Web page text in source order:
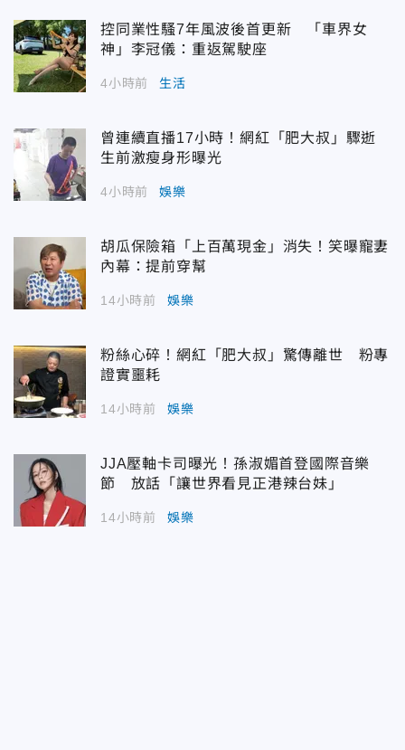
控同業性騷7年風波後首更新 「車界女
神」李冠儀：重返駕駛座
4小時前 生活
曾連續直播17小時！網紅「肥大叔」驟逝
生前激瘦身形曝光
4小時前 娛樂
胡瓜保險箱「上百萬現金」消失！笑曝寵妻
內幕：提前穿幫
14小時前 娛樂
粉絲心碎！網紅「肥大叔」驚傳離世 粉專
證實噩耗
14小時前 娛樂
JJA壓軸卡司曝光！孫淑媚首登國際音樂
節 放話「讓世界看見正港辣台妹」
14小時前 娛樂